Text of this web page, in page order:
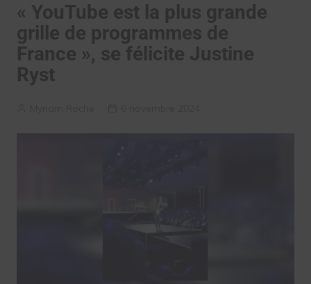
« YouTube est la plus grande
grille de programmes de
France », se félicite Justine
Ryst